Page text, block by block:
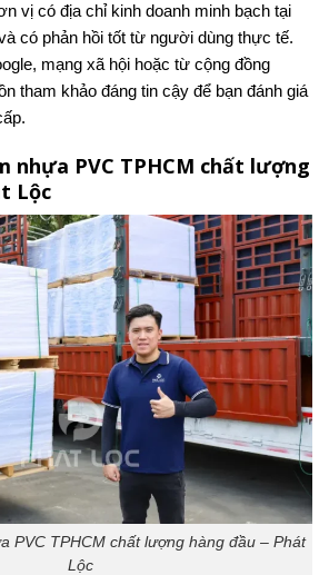
vị có địa chỉ kinh doanh minh bạch tại
có phản hồi tốt từ người dùng thực tế.
mạng xã hội hoặc từ cộng đồng
tham khảo đáng tin cậy để bạn đánh giá
nhựa PVC TPHCM chất lượng
Lộc
PVC TPHCM chất lượng hàng đầu – Phát
Lộc